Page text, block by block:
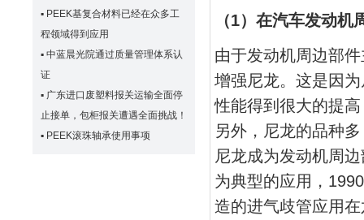
▪ PEEK基复合材料已经在众多工
程领域得到应用
▪ 中蓝晨光院通过质量管理体系认
证
▪ 广东进口废塑料报关运输全面停
止接单，包柜报关遭遇全面挑战！
▪ PEEK滚珠轴承使用事项
（1）在汽车发动机
由于发动机周边部
增强尼龙。这是因
性能得到很大的提
另外，尼龙的品种
尼龙成为发动机周
为典型的应用，
造的进气歧管应用